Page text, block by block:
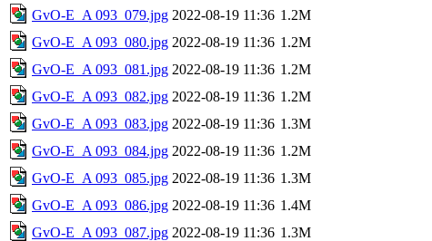
GvO-E_A 093_079.jpg 2022-08-19 11:36 1.2M
GvO-E_A 093_080.jpg 2022-08-19 11:36 1.2M
GvO-E_A 093_081.jpg 2022-08-19 11:36 1.2M
GvO-E_A 093_082.jpg 2022-08-19 11:36 1.2M
GvO-E_A 093_083.jpg 2022-08-19 11:36 1.3M
GvO-E_A 093_084.jpg 2022-08-19 11:36 1.2M
GvO-E_A 093_085.jpg 2022-08-19 11:36 1.3M
GvO-E_A 093_086.jpg 2022-08-19 11:36 1.4M
GvO-E_A 093_087.jpg 2022-08-19 11:36 1.3M